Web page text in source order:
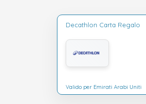
Decathlon Carta Regalo
Valido per Emirati Arabi Uniti